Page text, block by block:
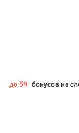
до 59 бонусов на